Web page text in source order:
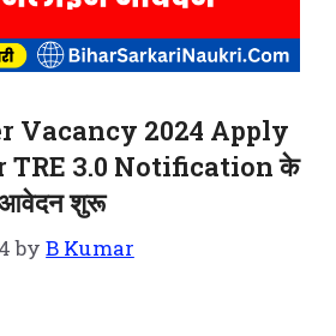
Vacancy 2024 Apply
TRE 3.0 Notification के
आवेदन शुरू
byB Kumar